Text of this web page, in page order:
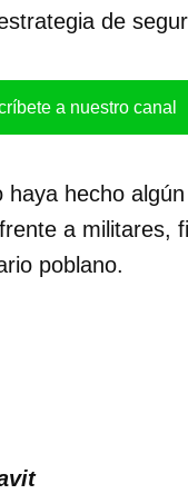
de
a nuestro canal
hecho
a militares,
poblano.